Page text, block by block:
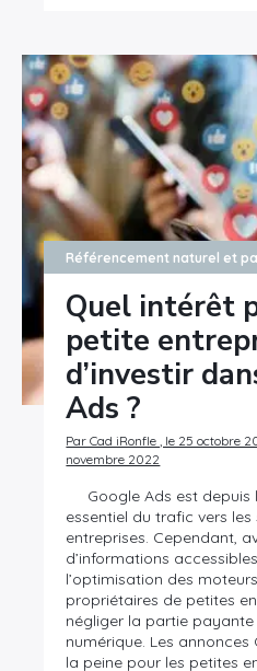
Référencement naturel et
Quel intérêt
petite
d’investir
Ads ?
Par Cad iRonfle , le 25 octobre
novembre 2022
Google Ads est
essentiel du trafic vers les
entreprises. Cependant,
d’informations
l’optimisation des
propriétaires de petites
négliger la partie
numérique. Les annonces
la peine pour les petites